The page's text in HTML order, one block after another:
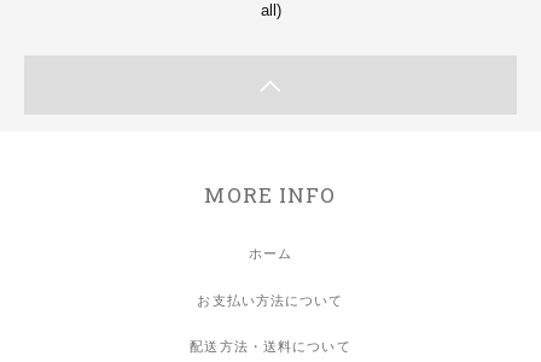
all)
MORE INFO
ホーム
お支払い方法について
配送方法・送料について